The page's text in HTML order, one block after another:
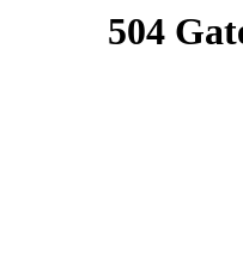
504